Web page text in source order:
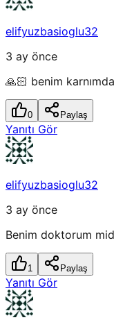
elifyuzbasioglu32
3 ay önce
🙏🏻 benim
0 Paylaş
Yanıtı Gör
elifyuzbasioglu32
3 ay önce
Benim doktorum
1 Paylaş
Yanıtı Gör